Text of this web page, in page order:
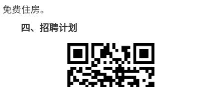
免费住房。
四、招聘计划